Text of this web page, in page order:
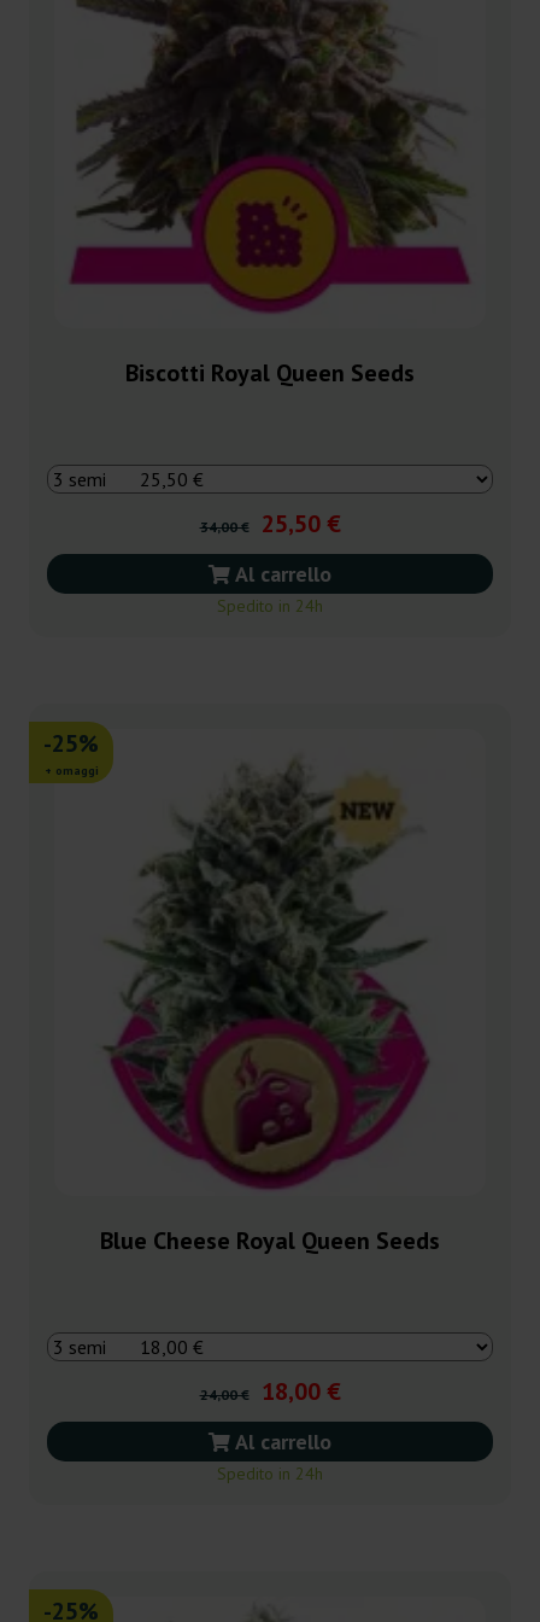
Biscotti Royal Queen Seeds
34,00 € 25,50 €
Al carrello
Spedito in 24h
-25%
+ omaggi
Blue Cheese Royal Queen Seeds
24,00 € 18,00 €
Al carrello
Spedito in 24h
-25%